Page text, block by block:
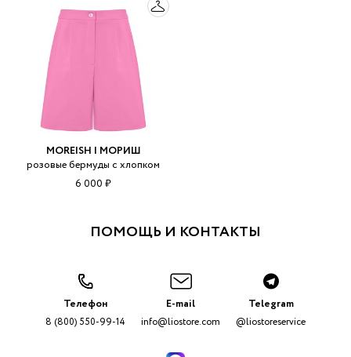
MOREISH | МОРИШ
розовые бермуды с хлопком
6 000 ₽
ПОМОЩЬ И КОНТАКТЫ
Телефон
8 (800) 550-99-14
E-mail
info@liostore.com
Telegram
@liostoreservice